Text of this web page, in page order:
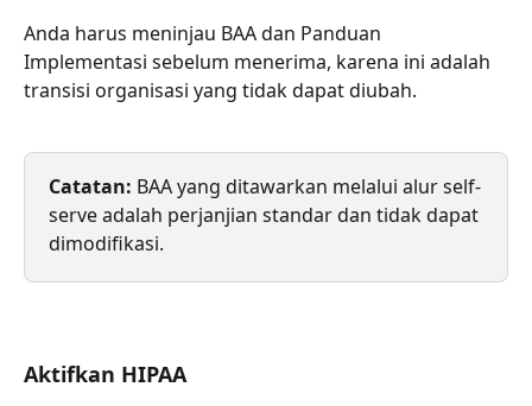
Anda harus meninjau BAA dan Panduan
Implementasi sebelum menerima, karena ini adalah
transisi organisasi yang tidak dapat diubah.
Catatan: BAA yang ditawarkan melalui alur self-
serve adalah perjanjian standar dan tidak dapat
dimodifikasi.
Aktifkan HIPAA